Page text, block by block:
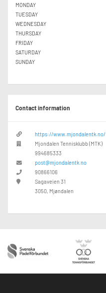
MONDAY
TUESDAY
WEDNESDAY
THURSDAY
FRIDAY
SATURDAY
SUNDAY
Contact information
https://www.mjondalentk.no/
Mjondalen Tennisklubb (MTK)
994685333
post@mjondalentk.no
90866106
Sagaveien 31
3050, Mjøndalen